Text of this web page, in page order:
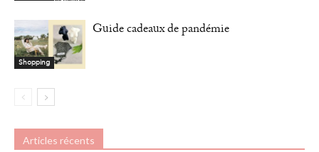
Shopping
Guide cadeaux de pandémie
Articles récents